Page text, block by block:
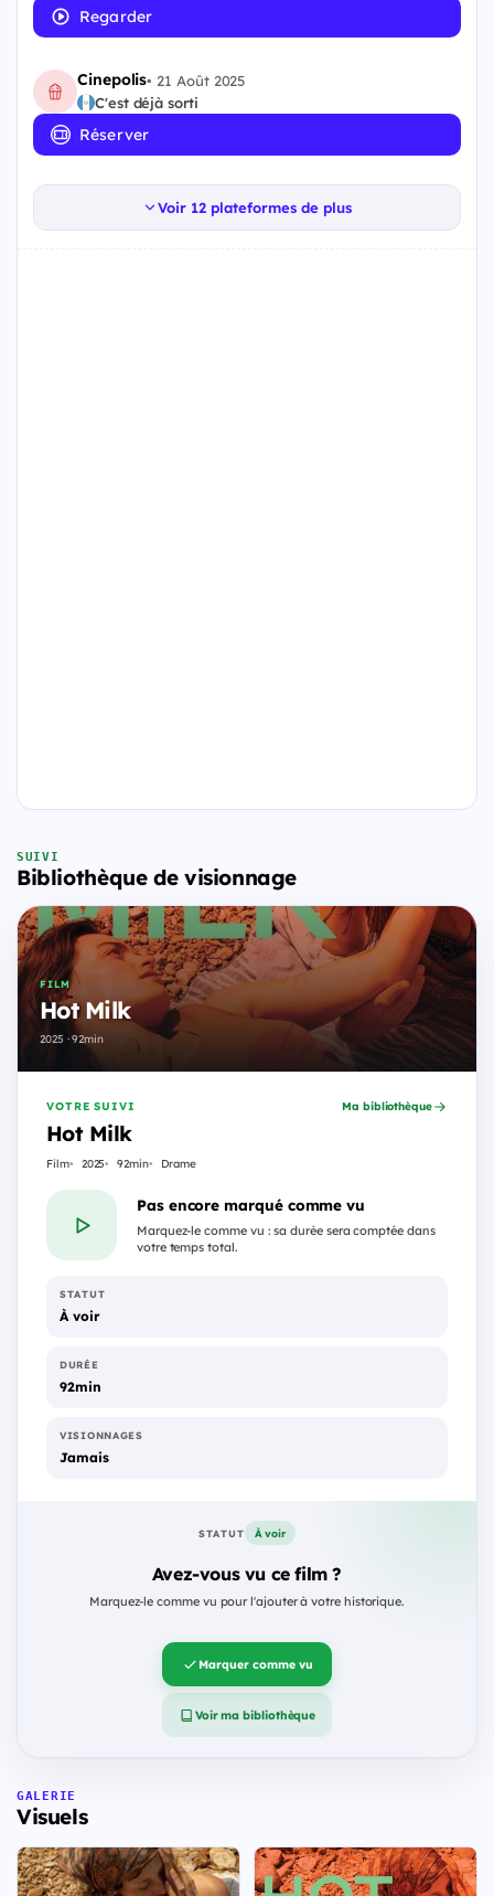
Regarder
Cinepolis• 21 Août 2025
C'est déjà sorti
Réserver
Voir 12 plateformes de plus
SUIVI
Bibliothèque de visionnage
FILM
Hot Milk
2025 · 92min
VOTRE SUIVI
Hot Milk
Film 2025 92min Drame
Ma bibliothèque
Pas encore marqué comme vu
Marquez-le comme vu : sa durée sera comptée dans
votre temps total.
STATUT
À voir
DURÉE
92min
VISIONNAGES
Jamais
STATUT À voir
Avez-vous vu ce film ?
Marquez-le comme vu pour l'ajouter à votre historique.
Marquer comme vu
Voir ma bibliothèque
GALERIE
Visuels